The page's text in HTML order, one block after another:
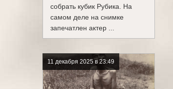
собрать кубик Рубика. На
самом деле на снимке
запечатлен актер ...
11 декабря 2025 в 23:49